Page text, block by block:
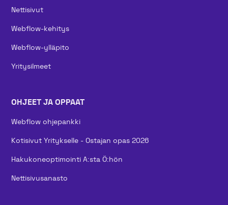
Nettisivut
Webflow-kehitys
Webflow-ylläpito
Yritysilmeet
OHJEET JA OPPAAT
Webflow ohjepankki
Kotisivut Yritykselle - Ostajan opas 2026
Hakukoneoptimointi A:sta Ö:hön
Nettisivusanasto